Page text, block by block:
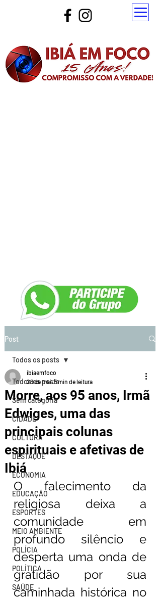
Post
Todos os posts
Sem categoria
CIDADE
CULTURA
DESTAQUE
ECONOMIA
EDUCAÇÃO
ESPORTES
MEIO AMBIENTE
POLÍCIA
POLÍTICA
SAÚDE
Todos os posts
Morre, aos 95 anos, Irmã
Edwiges, uma das
principais colunas
espirituais e afetivas de
Ibiá
ibiaemfoco
26 de mai.5 min de leitura
O falecimento da
religiosa deixa a
comunidade em
profundo silêncio e
desperta uma onda de
gratidão por sua
caminhada histórica no